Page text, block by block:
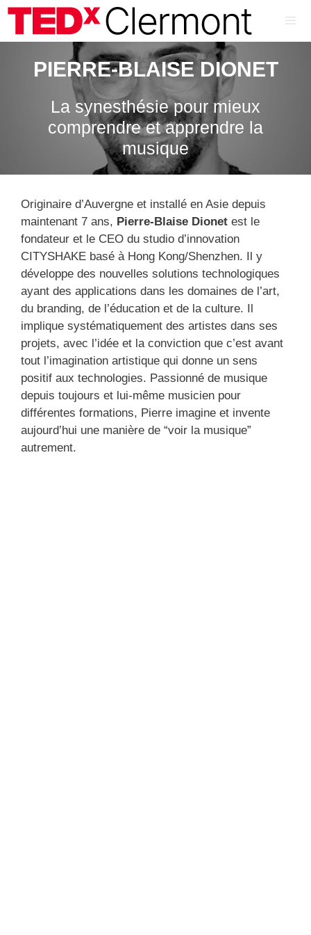
Aller
contenu
PIERRE-BLAISE DIONET
La synesthésie pour mieux
comprendre et apprendre la
musique
Originaire d’Auvergne et installé en Asie depuis
maintenant 7 ans, Pierre-Blaise Dionet est le
fondateur et le CEO du studio d’innovation
CITYSHAKE basé à Hong Kong/Shenzhen. Il y
développe des nouvelles solutions technologiques
ayant des applications dans les domaines de l’art,
du branding, de l’éducation et de la culture. Il
implique systématiquement des artistes dans ses
projets, avec l’idée et la conviction que c’est avant
tout l’imagination artistique qui donne un sens
positif aux technologies. Passionné de musique
depuis toujours et lui-même musicien pour
différentes formations, Pierre imagine et invente
aujourd’hui une manière de “voir la musique”
autrement.